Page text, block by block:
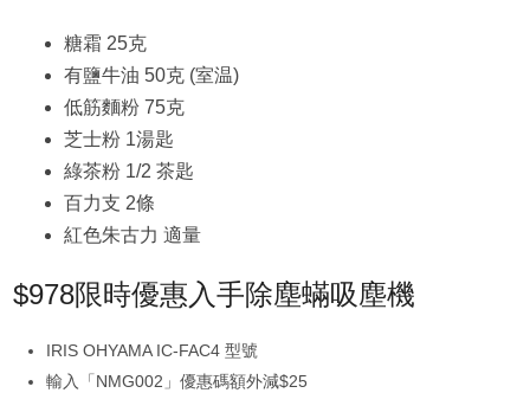
糖霜 25克
有鹽牛油 50克 (室温)
低筋麵粉 75克
芝士粉 1湯匙
綠茶粉 1/2 茶匙
百力支 2條
紅色朱古力 適量
$978限時優惠入手除塵蟎吸塵機
IRIS OHYAMA IC-FAC4 型號
輸入「NMG002」優惠碼額外減$25